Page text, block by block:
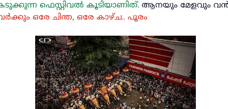
ഫെസ്റ്റിവൽ കൂടിയാണിത്. ആനയും മേളവും വൻ
ഒരേ ചിന്ത, ഒരേ കാഴ്ച.. പൂരം